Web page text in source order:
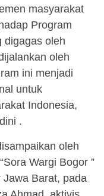
masyarakat
Program
digagas oleh
oleh
ini menjadi
untuk
Indonesia,
.
oleh
Wargi Bogor ”
Barat, pada